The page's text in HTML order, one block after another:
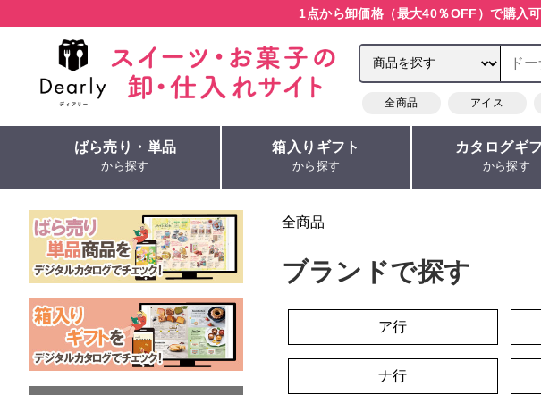
1点から卸価格（最大40％OFF）で購入可
全商品 アイス
ばら売り・単品
から探す
箱入りギフト
から探す
カタログギ
から探す
全商品
ブランドで探す
ア行
ナ行